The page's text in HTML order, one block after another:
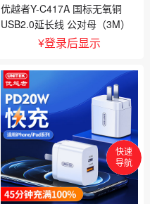
优越者Y-C417A 国标无氧铜
USB2.0延长线 公对母（3M）
¥登录后显示
首页
快速
导航